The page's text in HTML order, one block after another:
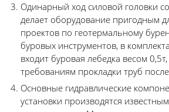
Одинарный ход силовой головки
делает оборудование пригодным
проектов по геотермальному
буровых инструментов, в
входит буровая лебедка весом 0,5т,
требованиям прокладки труб
Основные гидравлические
установки производятся